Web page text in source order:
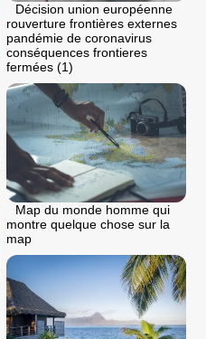
Décision union européenne
rouverture frontières externes
pandémie de coronavirus
conséquences frontieres
fermées (1)
Map du monde homme qui
montre quelque chose sur la
map